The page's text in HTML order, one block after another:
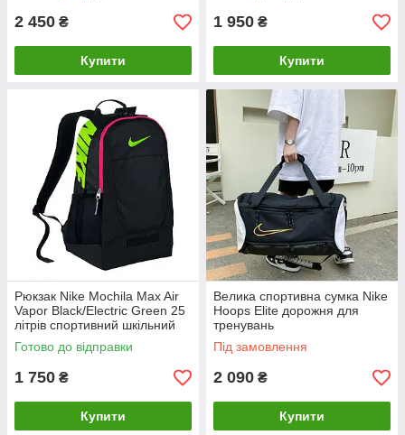
2 450 ₴
Купити
1 950 ₴
Купити
Рюкзак Nike Mochila Max Air
Vapor Black/Electric Green 25
літрів спортивний шкільний
для подорожей
Готово до відправки
1 750 ₴
Купити
Велика спортивна сумка Nike
Hoops Elite дорожня для
тренувань
Під замовлення
2 090 ₴
Купити